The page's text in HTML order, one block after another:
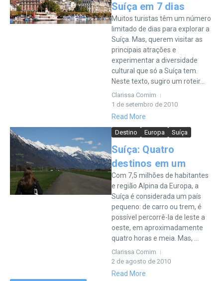
Suíça em 7 dias
Muitos turistas têm um número
limitado de dias para explorar a
Suíça. Mas, querem visitar as
principais atrações e
experimentar a diversidade
cultural que só a Suíça tem.
Neste texto, sugiro um roteir...
Clarissa Comim
1 de setembro de 2010
Read More
Destino Europa Suíça
Suíça: Quatro
destinos em um
Com 7,5 milhões de habitantes
e região Alpina da Europa, a
Suíça é considerada um país
pequeno: de carro ou trem, é
possível percorrê-la de leste a
oeste, em aproximadamente
quatro horas e meia. Mas, ...
Clarissa Comim
2 de agosto de 2010
Read More